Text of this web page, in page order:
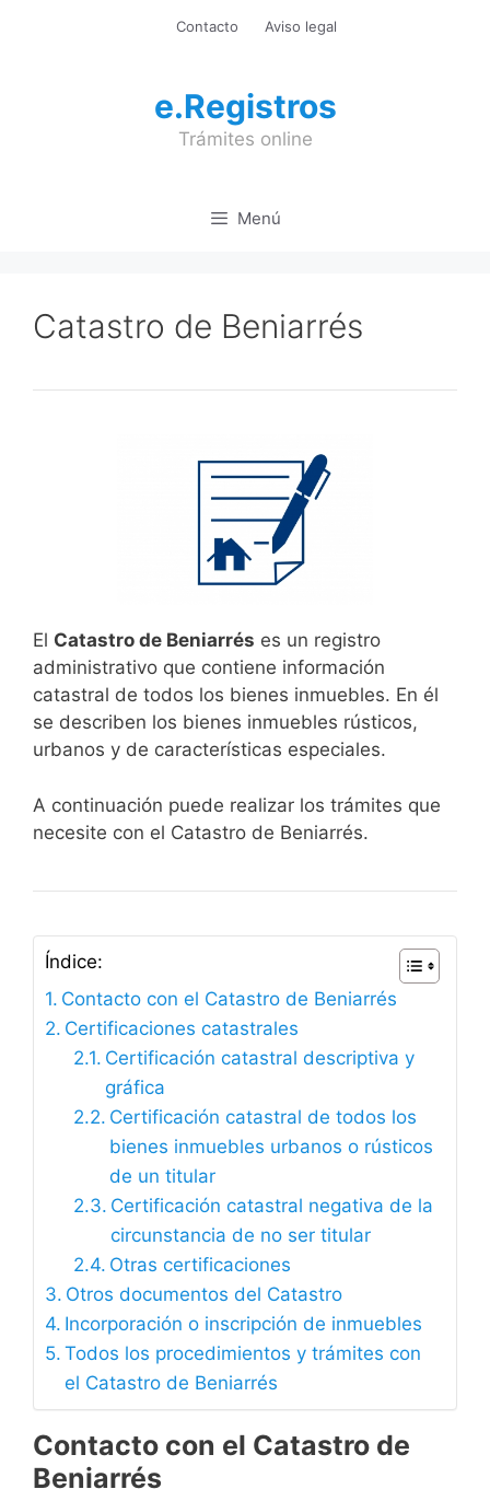
Contacto Aviso legal
e.Registros
Trámites online
Menú
Catastro de Beniarrés
El Catastro de Beniarrés es un registro
administrativo que contiene información
catastral de todos los bienes inmuebles. En él
se describen los bienes inmuebles rústicos,
urbanos y de características especiales.
A continuación puede realizar los trámites que
necesite con el Catastro de Beniarrés.
Índice:
Contacto con el Catastro de Beniarrés
Certificaciones catastrales
Certificación catastral descriptiva y
gráfica
Certificación catastral de todos los
bienes inmuebles urbanos o rústicos
de un titular
Certificación catastral negativa de la
circunstancia de no ser titular
Otras certificaciones
Otros documentos del Catastro
Incorporación o inscripción de inmuebles
Todos los procedimientos y trámites con
el Catastro de Beniarrés
Contacto con el Catastro de
Beniarrés